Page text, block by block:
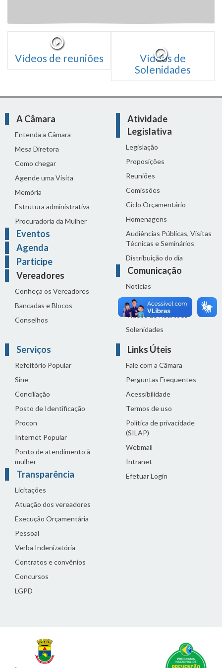
Vídeos de reuniões
Vídeos de
Solenidades
A Câmara
Entenda a Câmara
Mesa Diretora
Como chegar
Agende uma Visita
Memória
Estrutura administrativa
Procuradoria da Mulher
Eventos
Agenda
Participe
Vereadores
Conheça os Vereadores
Bancadas e Blocos
Conselhos
Atividade
Legislativa
Legislação
Proposições
Reuniões
Comissões
Ciclo Orçamentário
Homenagens
Audiências Públicas, Visitas
Técnicas e Seminários
Distribuição do dia
Comunicação
Notícias
Sala de Imprensa
Vídeos de Reuniões
Solenidades
Serviços
Refeitório Popular
Sine
Conciliação
Posto de Identificação
Procon
Internet Popular
Ponto de atendimento à
mulher
Transparência
Licitações
Atuação dos vereadores
Execução Orçamentária
Pessoal
Verba Indenizatória
Contratos e convênios
Concursos
LGPD
Links Úteis
Fale com a Câmara
Perguntas Frequentes
Acessibilidade
Termos de uso
Política de privacidade
(SILAP)
Webmail
Intranet
Efetuar Login